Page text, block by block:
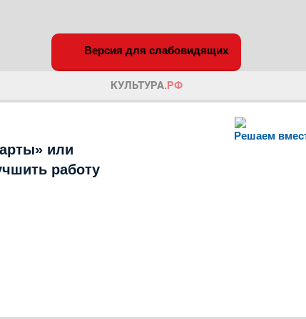
Версия для слабовидящих
Решаем
или
работу